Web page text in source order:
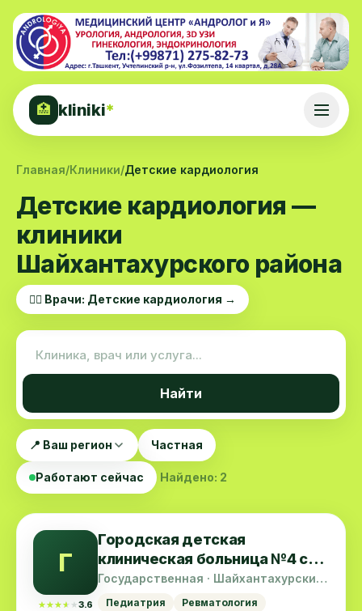
🏥 kliniki*
Главная/Клиники/Детские кардиология
Детские кардиология —
клиники
Шайхантахурского района
👨‍⚕️ Врачи: Детские кардиология →
Найти
📍 Ваш регион Частная
Работают сейчас Найдено: 2
Г
★★★★★
★★★★★3.6
Городская детская
клиническая больница №4 с
кардиоревматологическим
профилем
Государственная · Шайхантахурский
Педиатрия
Ревматология